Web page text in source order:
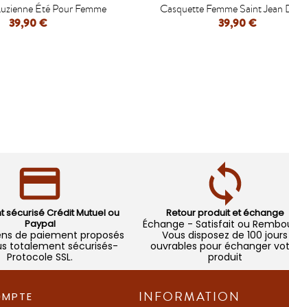
Été Pour Femme
39,90 €RAPIDE
Casquette Femme Saint Jean
39,90 €
APERÇU RAPIDE
sécurisé Crédit Mutuel ou
Paypal
de paiement proposés
totalement sécurisés-
Protocole SSL.
Retour produit et échange
Échange - Satisfait ou
Vous disposez de 100 jours
ouvrables pour échanger
produit
INFORMATION